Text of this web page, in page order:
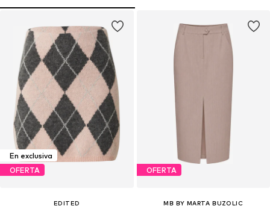
En exclusiva
OFERTA
EDITED
OFERTA
MB BY MARTA BUZOLIC